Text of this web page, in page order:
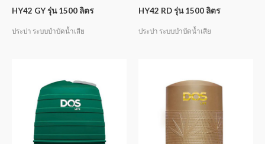
HY42 GY รุ่น 1500 ลิตร
ประปา ระบบบำบัดน้ำเสีย
HY42 RD รุ่น 1500 ลิตร
ประปา ระบบบำบัดน้ำเสีย